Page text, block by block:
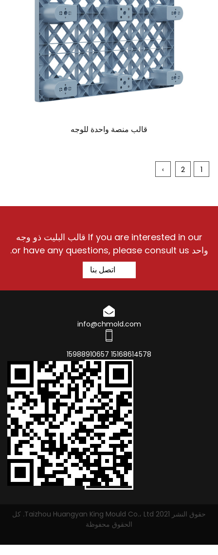
قالب منصة واحدة للوجه
1
2
›
If you are interested in our قالب البليت ذو وجه
واحد or have any questions, please consult us.
اتصل بنا
info@chmold.com
15168614578 15988910657
حقوق النشر 2021 Taizhou Huangyan King Mould Co.، Ltd. كل
الحقوق محفوظة